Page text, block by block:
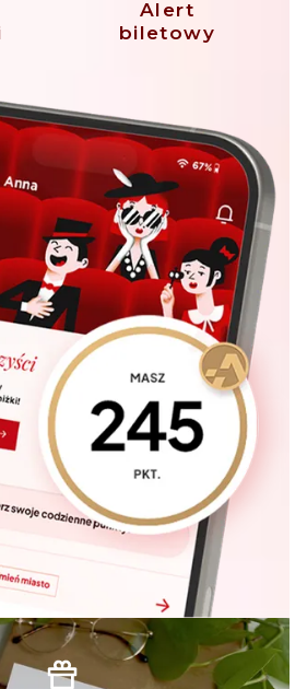
Alert
biletowy